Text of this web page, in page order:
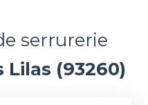
serrurerie
Lilas (93260)